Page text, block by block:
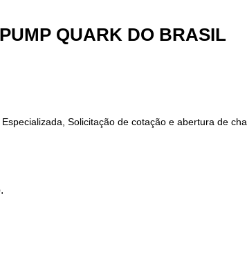
QUARK DO BRASIL
Solicitação de cotação e abertura de